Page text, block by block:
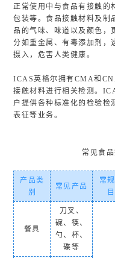
正常使用中与食品有接触的
包装等。食品接触材料及制
品的气味、味道以及颜色，
分如重金属、有毒添加剂，
摄入，危害人类健康。
ICAS英格尔拥有CMA和
接触材料进行相关检测。
户提供各种标准化的检验检
表征等业务。
常见食
产品类
别
常见产品
常
目
餐具
刀叉、
碗、筷、
勺、杯、
碟等